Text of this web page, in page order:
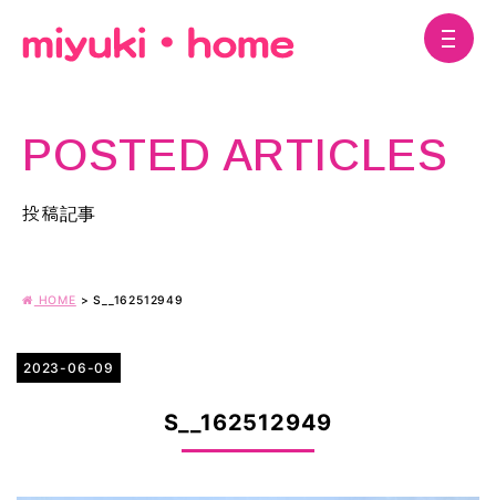
POSTED ARTICLES
投稿記事
HOME >S__162512949
2023-06-09
S__162512949